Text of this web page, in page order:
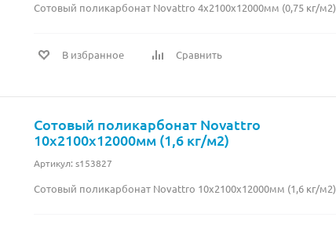
Сотовый поликарбонат Novattro 4х2100х12000мм (0,75 кг/м2)
В избранное Сравнить
Сотовый поликарбонат Novattro
10х2100х12000мм (1,6 кг/м2)
Артикул: s153827
Сотовый поликарбонат Novattro 10х2100х12000мм (1,6 кг/м2)